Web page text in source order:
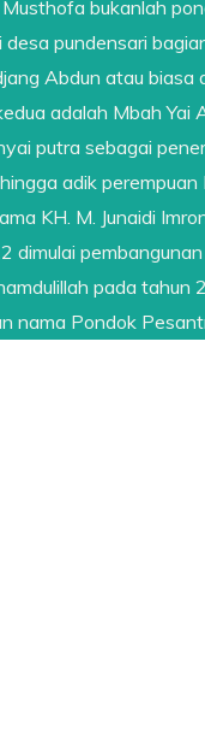
bukanlah
pundensari
Abdun atau
adalah Mbah Yai
putra sebagai
adik
KH. M. Junaidi
dimulai
pada
nama Pondok